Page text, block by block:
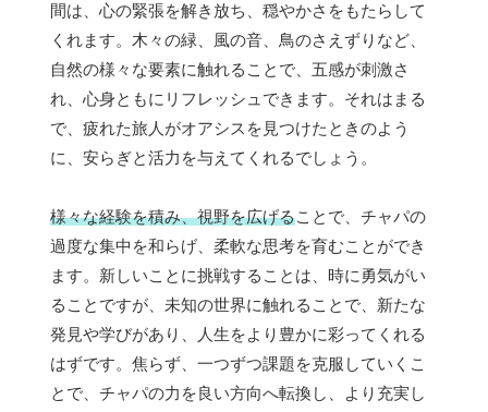
間は、心の緊張を解き放ち、穏やかさをもたらして
くれます。木々の緑、風の音、鳥のさえずりなど、
自然の様々な要素に触れることで、五感が刺激さ
れ、心身ともにリフレッシュできます。それはまる
で、疲れた旅人がオアシスを見つけたときのよう
に、安らぎと活力を与えてくれるでしょう。
様々な経験を積み、視野を広げることで、チャパの
過度な集中を和らげ、柔軟な思考を育むことができ
ます。新しいことに挑戦することは、時に勇気がい
ることですが、未知の世界に触れることで、新たな
発見や学びがあり、人生をより豊かに彩ってくれる
はずです。焦らず、一つずつ課題を克服していくこ
とで、チャパの力を良い方向へ転換し、より充実し